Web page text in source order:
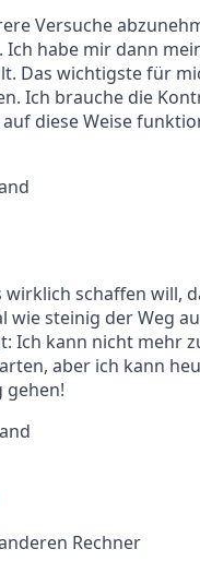
Versuche
habe mir dann
Das wichtigste für
Ich brauche die
diese Weise
wirklich schaffen will,
wie steinig der Weg
Ich kann nicht mehr
aber ich kann
gehen!
Rechner